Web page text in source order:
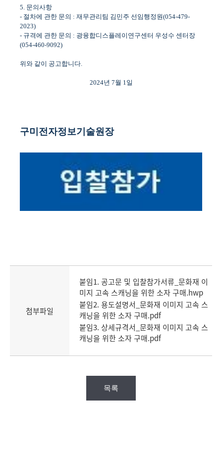
5. 문의사항
- 절차에 관한 문의 : 재무관리팀 김민주 선임행정원(054-479-
2023)
- 규격에 관한 문의 : 광융합디스플레이연구센터 우성수 센터장
(054-460-9092)
위와 같이 공고합니다
2024년 7월 1 일
구미전자정보기술원장
첨부파일
붙임1. 공고문 및 입찰참가서류_문화재 이
미지 고속 스캐닝을 위한 소자 구매.hwp
붙임2. 용도설명서_문화재 이미지 고속 스
캐닝을 위한 소자 구매.pdf
붙임3. 상세규격서_문화재 이미지 고속 스
캐닝을 위한 소자 구매.pdf
목록